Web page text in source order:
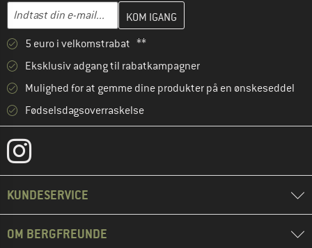
E-mail-adresse
Indtast din e-mailadresse her, og opret i næste trin din
5 euro i velkomstrabat **
Eksklusiv adgang til rabatkampagner
Mulighed for at gemme dine produkter på en ønskeseddel
Fødselsdagsoverraskelse
KUNDESERVICE
OM BERGFREUNDE